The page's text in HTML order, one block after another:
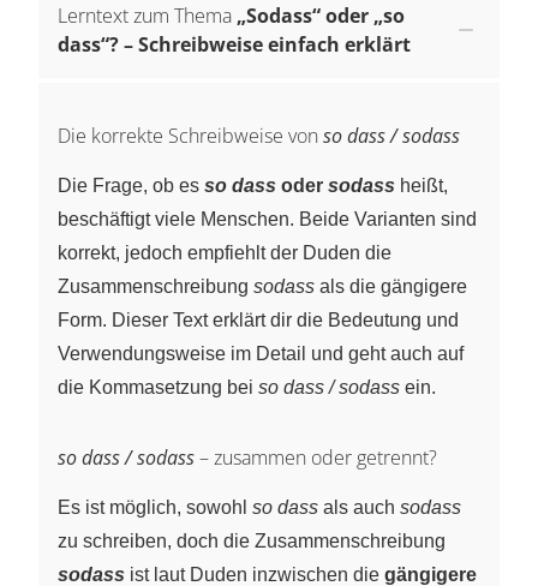
Lerntext zum Thema „Sodass“ oder „so
dass“? – Schreibweise einfach erklärt
Die korrekte Schreibweise von so dass / sodass
Die Frage, ob es so dass oder sodass heißt,
beschäftigt viele Menschen. Beide Varianten sind
korrekt, jedoch empfiehlt der Duden die
Zusammenschreibung sodass als die gängigere
Form. Dieser Text erklärt dir die Bedeutung und
Verwendungsweise im Detail und geht auch auf
die Kommasetzung bei so dass / sodass ein.
so dass / sodass– zusammen oder getrennt?
Es ist möglich, sowohl so dass als auch sodass
zu schreiben, doch die Zusammenschreibung
sodass ist laut Duden inzwischen die gängigere